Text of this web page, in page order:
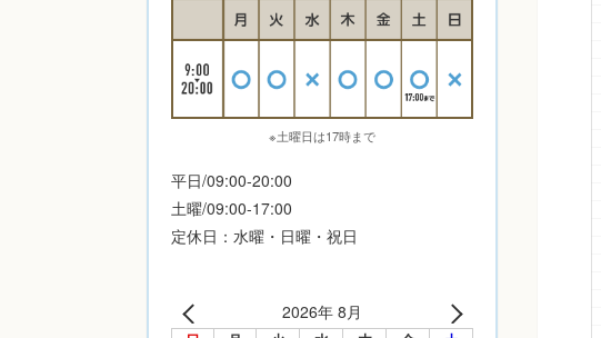
※土曜日は17時まで
平日/09:00-20:00
土曜/09:00-17:00
定休日：水曜・日曜・祝日
2026年 8月